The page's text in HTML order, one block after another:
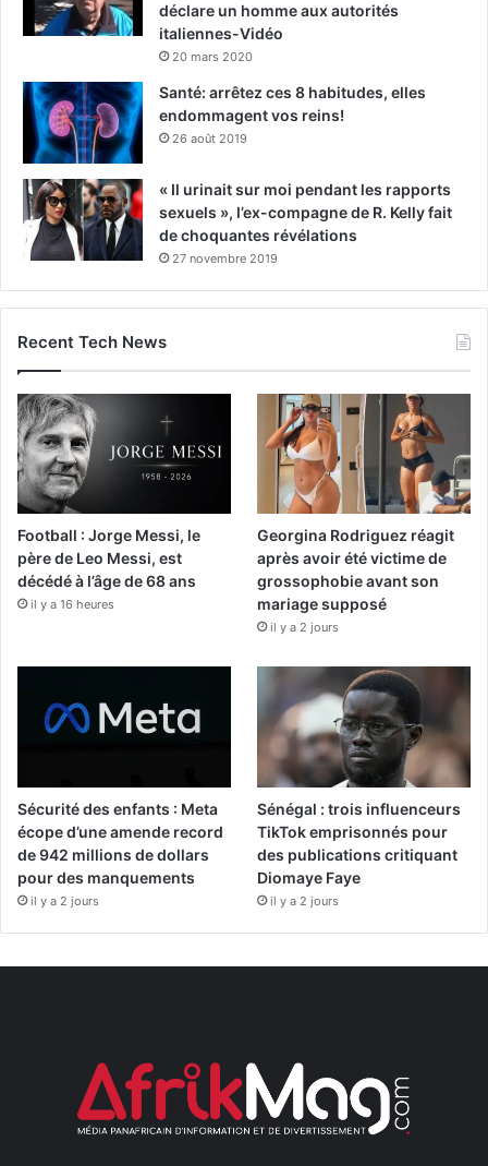
déclare un homme aux autorités
italiennes-Vidéo
20 mars 2020
Santé: arrêtez ces 8 habitudes, elles
endommagent vos reins!
26 août 2019
« Il urinait sur moi pendant les rapports
sexuels », l’ex-compagne de R. Kelly fait
de choquantes révélations
27 novembre 2019
Recent Tech News
Football : Jorge Messi, le
père de Leo Messi, est
décédé à l’âge de 68 ans
il y a 16 heures
Georgina Rodriguez réagit
après avoir été victime de
grossophobie avant son
mariage supposé
il y a 2 jours
Sécurité des enfants : Meta
écope d’une amende record
de 942 millions de dollars
pour des manquements
il y a 2 jours
Sénégal : trois influenceurs
TikTok emprisonnés pour
des publications critiquant
Diomaye Faye
il y a 2 jours